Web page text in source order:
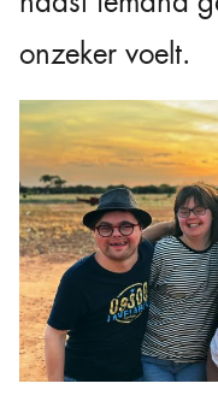
onzeker voelt.